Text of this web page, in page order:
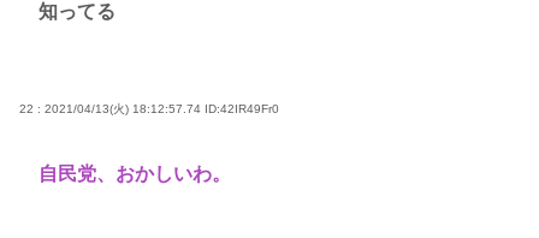
知ってる
22 : 2021/04/13(火) 18:12:57.74 ID:42IR49Fr0
自民党、おかしいわ。